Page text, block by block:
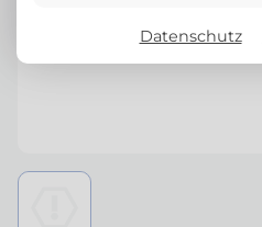
Datenschutz